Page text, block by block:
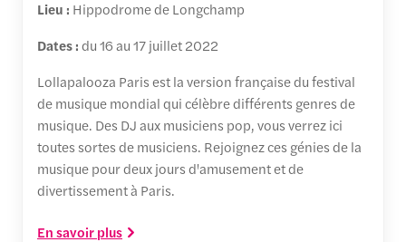
Lieu : Hippodrome de Longchamp
Dates :du 16 au 17 juillet 2022
Lollapalooza Paris est la version française du festival
de musique mondial qui célèbre différents genres de
musique. Des DJ aux musiciens pop, vous verrez ici
toutes sortes de musiciens. Rejoignez ces génies de la
musique pour deux jours d'amusement et de
divertissement à Paris.
En savoir plus